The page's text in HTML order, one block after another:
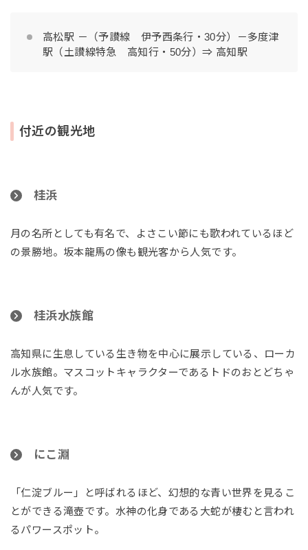
高松駅 －（予讃線 伊予西条行・30分）－多度津
駅（土讃線特急 高知行・50分）⇒ 高知駅
付近の観光地
桂浜
月の名所としても有名で、よさこい節にも歌われているほど
の景勝地。坂本龍馬の像も観光客から人気です。
桂浜水族館
高知県に生息している生き物を中心に展示している、ローカ
ル水族館。マスコットキャラクターであるトドのおとどちゃ
んが人気です。
にこ淵
「仁淀ブルー」と呼ばれるほど、幻想的な青い世界を見るこ
とができる滝壺です。水神の化身である大蛇が棲むと言われ
るパワースポット。